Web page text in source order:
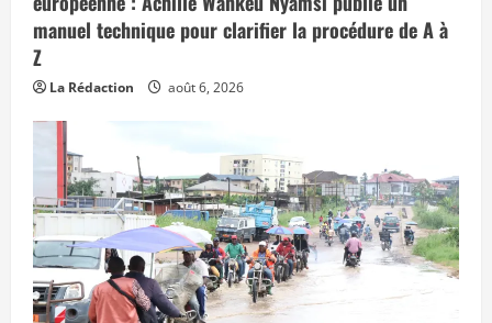
d
e
s
f
f
n
s
l
e
e
m
p
s
manuel technique pour clarifier la procédure de A à
Z
La Rédaction août 6, 2026